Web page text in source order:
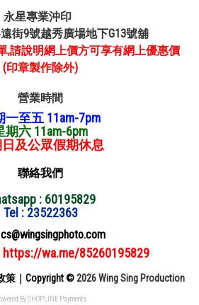
永星專業沖印
街9號越秀廣場地下G13號舖
,請說明網上價方可享有網上優惠價
(印章製作除外)
營業時間
一至五 11am-7pm
期六 11am-6pm
及公眾假期休息
聯絡我們
: 60195829
Tel : 23522363
https://wa.me/85260195829
策｜ Copyright ©2026 Wing Sing Production
BySHOPLINE Payments